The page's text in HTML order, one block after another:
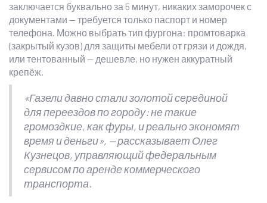
заключается буквально за 5 минут, никаких заморочек с
документами — требуется только паспорт и номер
телефона. Можно выбрать тип фургона: промтоварка
(закрытый кузов) для защиты мебели от грязи и дождя,
или тентованный — дешевле, но нужен аккуратный
крепёж.
«Газели давно стали золотой серединой
для переездов по городу: не такие
громоздкие, как фуры, и реально экономят
время и деньги», — рассказывает Олег
Кузнецов, управляющий федеральным
сервисом по аренде коммерческого
транспорта.